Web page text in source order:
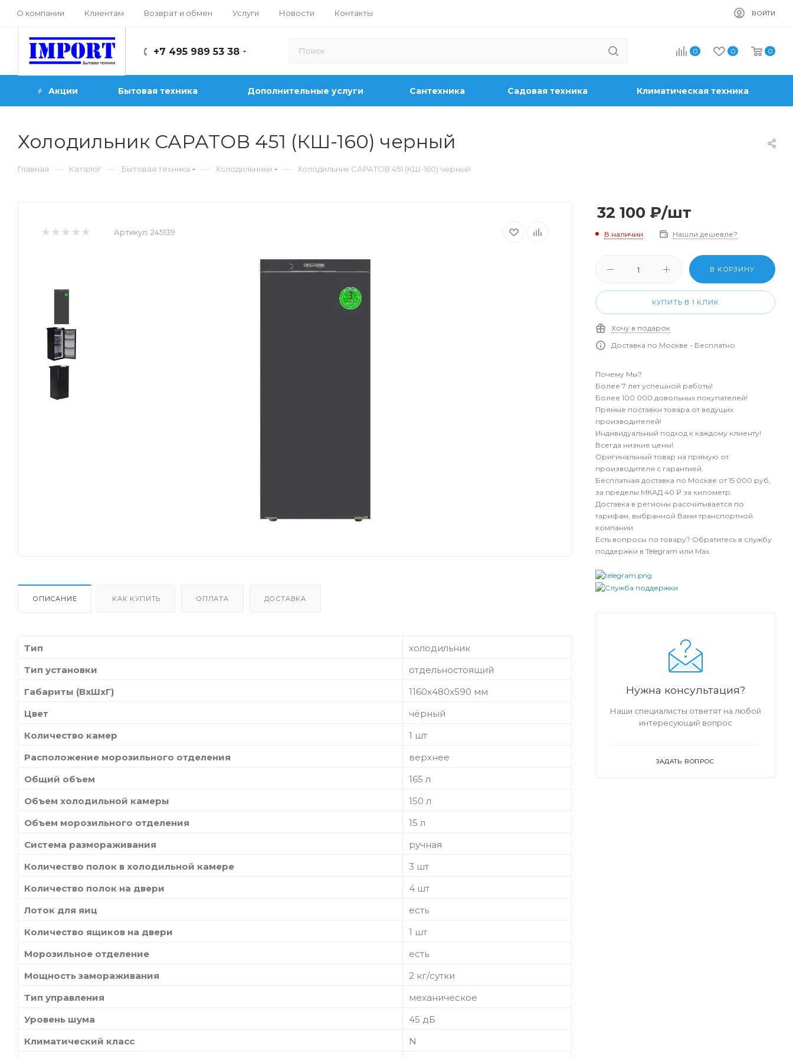
О компании Клиентам Возврат и обмен Услуги Новости Контакты ВОЙТИ
+7 495 989 53 38 0 0 0
Акции Бытовая техника Дополнительные услуги Сантехника Садовая техника Климатическая техника
Холодильник САРАТОВ 451 (КШ-160) черный
Главная — Каталог — Бытовая техника — Холодильники — Холодильник САРАТОВ 451 (КШ-160) черный
Артикул: 245139
ОПИСАНИЕ КАК КУПИТЬ ОПЛАТА ДОСТАВКА
Тип
холодильник
Тип установки
отдельностоящий
Габариты (ВхШхГ)
1160х480х590 мм
Цвет
чёрный
Количество камер
1 шт
Расположение морозильного отделения
верхнее
Общий объем
165 л
Объем холодильной камеры
150 л
Объем морозильного отделения
15 л
Система размораживания
ручная
Количество полок в холодильной камере
3 шт
Количество полок на двери
4 шт
Лоток для яиц
есть
Количество ящиков на двери
1 шт
Морозильное отделение
есть
Мощность замораживания
2 кг/сутки
Тип управления
механическое
Уровень шума
45 дБ
Климатический класс
N
32 100 ₽/шт
В наличии Нашли дешевле?
В КОРЗИНУ
КУПИТЬ В 1 КЛИК
Хочу в подарок
Доставка по Москве - Бесплатно
Почему Мы?
Более 7 лет успешной работы!
Более 100 000 довольных покупателей!
Прямые поставки товара от ведущих
производителей!
Индивидуальный подход к каждому клиенту!
Всегда низкие цены!
Оригинальный товар на прямую от
производителя с гарантией.
Бесплатная доставка по Москве от 15 000 руб,
за пределы МКАД 40 ₽ за километр.
Доставка в регионы рассчитывается по
тарифам, выбранной Вами транспортной
компании.
Есть вопросы по товару? Обратитесь в службу
поддержки в Telegram или Max.
Нужна консультация?
Наши специалисты ответят на любой
интересующий вопрос
ЗАДАТЬ ВОПРОС